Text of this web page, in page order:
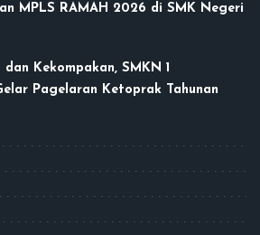
MPLS RAMAH 2026 di SMK Negeri
Kekompakan, SMKN 1
Pagelaran Ketoprak Tahunan